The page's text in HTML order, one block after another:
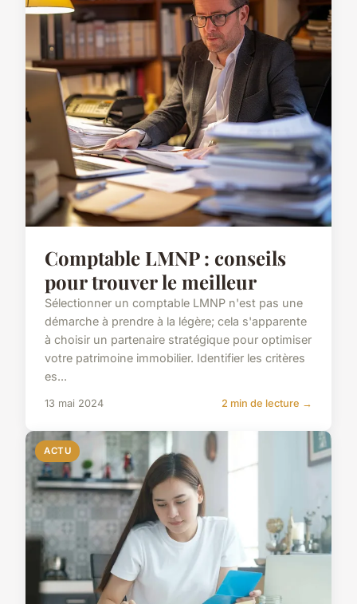
Comptable LMNP : conseils
pour trouver le meilleur
Sélectionner un comptable LMNP n'est pas une
démarche à prendre à la légère; cela s'apparente
à choisir un partenaire stratégique pour optimiser
votre patrimoine immobilier. Identifier les critères
es...
13 mai 2024 2 min de lecture →
ACTU